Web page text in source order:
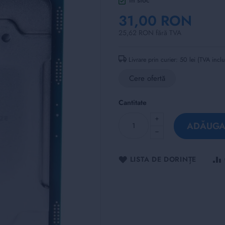
31,00 RON
Livrare prin curier: 50 lei (TVA
Cere ofertă
Cantitate
LISTA DE DORINȚE